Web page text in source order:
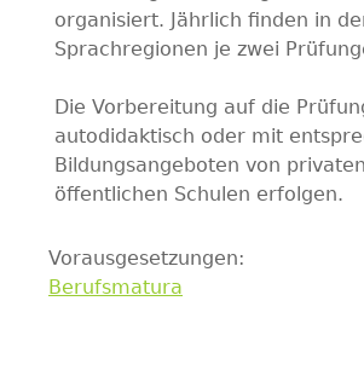
organisiert. Jährlich finden in
Sprachregionen je zwei
Die Vorbereitung auf die
autodidaktisch oder mit
Bildungsangeboten von
öffentlichen Schulen erfolgen.
Vorausgesetzungen:
Berufsmatura